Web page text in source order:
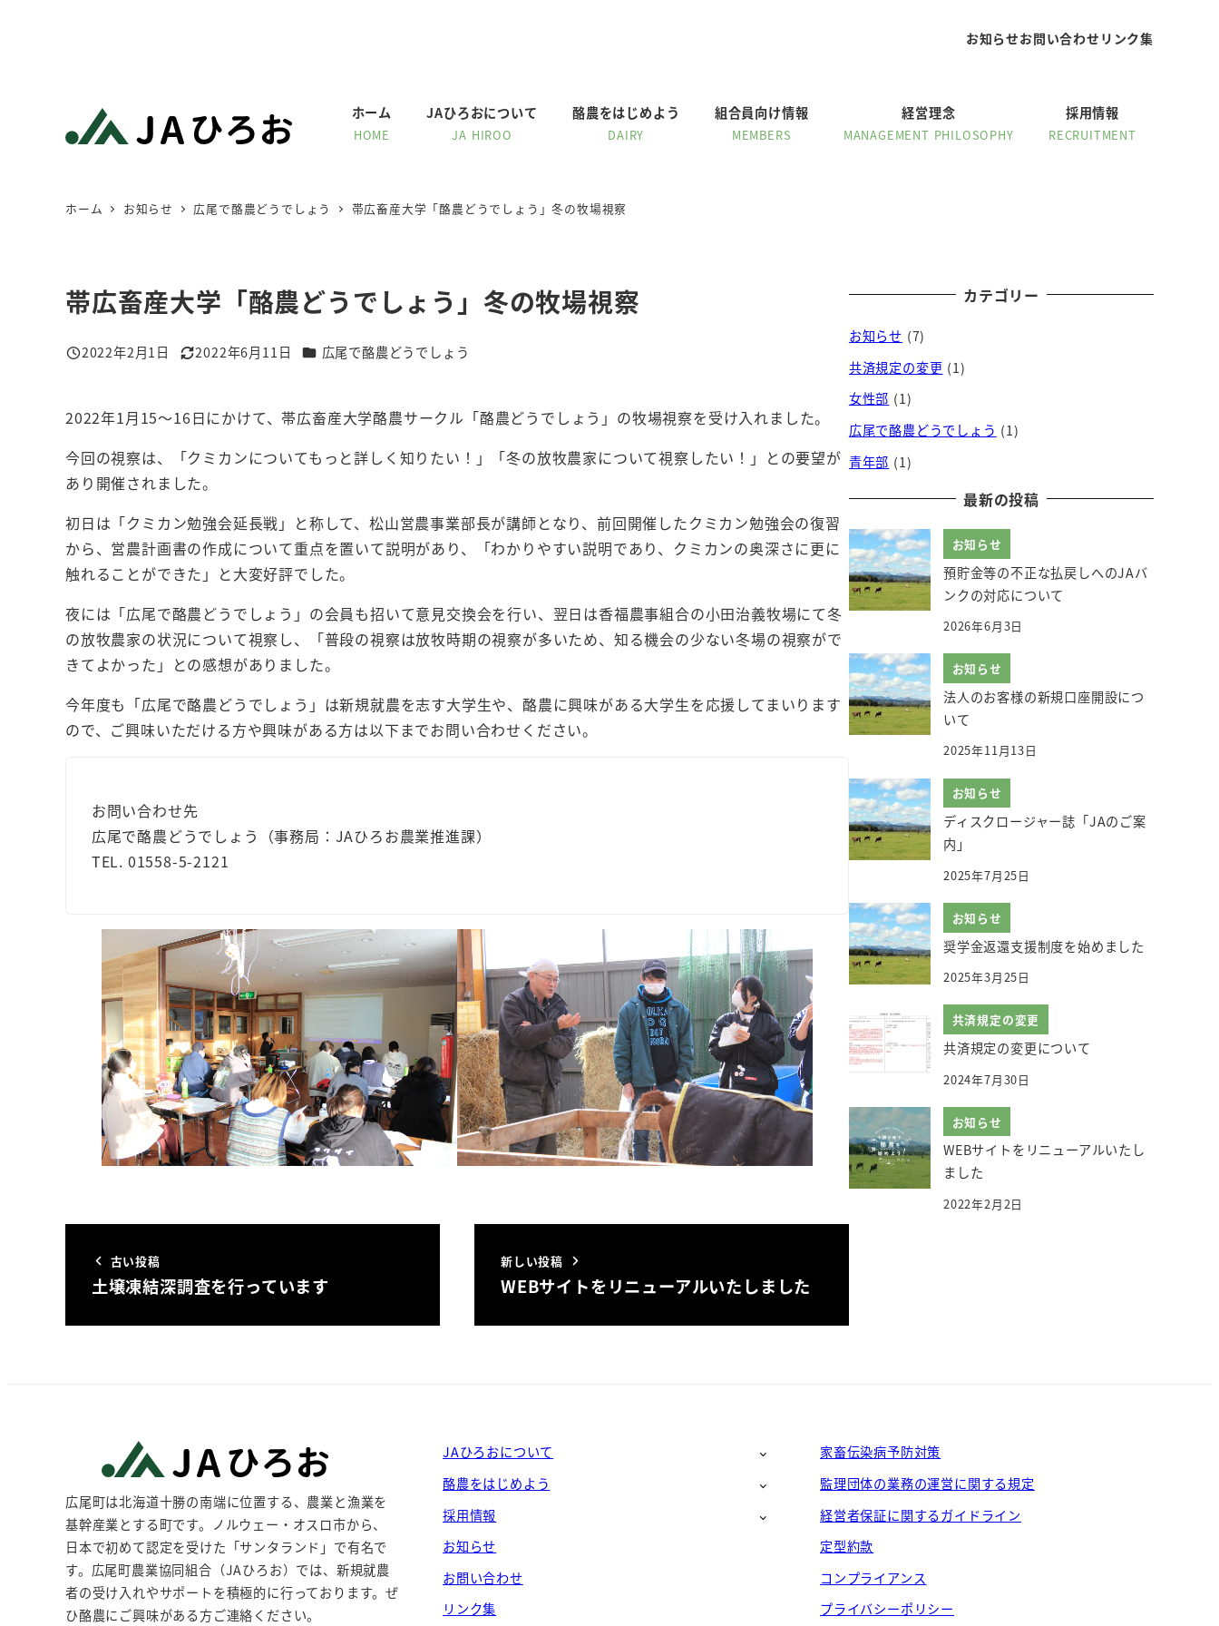
お知らせお問い合わせ リンク集
ホーム
HOME
JAひろおについて
JA HIROO
酪農をはじめよう
DAIRY
組合員向け情報
MEMBERS
経営理念
MANAGEMENT PHILOSOPHY
採用情報
RECRUITMENT
ホーム お知らせ 広尾で酪農どうでしょう 帯広畜産大学「酪農どうでしょう」冬の牧場視察
帯広畜産大学「酪農どうでしょう」冬の牧場視察
投稿日
2022年2月1日
更新日
2022年6月11日 カテゴリー
広尾で酪農どうでしょう
2022年1月15～16日にかけて、帯広畜産大学酪農サークル「酪農どうでしょう」の牧場視察を受け入れました。
今回の視察は、「クミカンについてもっと詳しく知りたい！」「冬の放牧農家について視察したい！」との要望が
あり開催されました。
初日は「クミカン勉強会延長戦」と称して、松山営農事業部長が講師となり、前回開催したクミカン勉強会の復習
から、営農計画書の作成について重点を置いて説明があり、「わかりやすい説明であり、クミカンの奥深さに更に
触れることができた」と大変好評でした。
夜には「広尾で酪農どうでしょう」の会員も招いて意見交換会を行い、翌日は香福農事組合の小田治義牧場にて冬
の放牧農家の状況について視察し、「普段の視察は放牧時期の視察が多いため、知る機会の少ない冬場の視察がで
きてよかった」との感想がありました。
今年度も「広尾で酪農どうでしょう」は新規就農を志す大学生や、酪農に興味がある大学生を応援してまいります
ので、ご興味いただける方や興味がある方は以下までお問い合わせください。
お問い合わせ先
広尾で酪農どうでしょう（事務局：JAひろお農業推進課）
TEL. 01558-5-2121
古い投稿
土壌凍結深調査を行っています
新しい投稿
WEBサイトをリニューアルいたしました
カテゴリー
お知らせ (7)
共済規定の変更 (1)
女性部 (1)
広尾で酪農どうでしょう (1)
青年部 (1)
最新の投稿
お知らせ
預貯金等の不正な払戻しへのJAバ
ンクの対応について
2026年6月3日
お知らせ
法人のお客様の新規口座開設につ
いて
2025年11月13日
お知らせ
ディスクロージャー誌「JAのご案
内」
2025年7月25日
お知らせ
奨学金返還支援制度を始めました
2025年3月25日
共済規定の変更
共済規定の変更について
2024年7月30日
お知らせ
WEBサイトをリニューアルいたし
ました
2022年2月2日
広尾町は北海道十勝の南端に位置する、農業と漁業を
基幹産業とする町です。ノルウェー・オスロ市から、
日本で初めて認定を受けた「サンタランド」で有名で
す。広尾町農業協同組合（JAひろお）では、新規就農
者の受け入れやサポートを積極的に行っております。ぜ
ひ酪農にご興味がある方ご連絡ください。
JAひろおについて
酪農をはじめよう
採用情報
お知らせ
お問い合わせ
リンク集
家畜伝染病予防対策
監理団体の業務の運営に関する規定
経営者保証に関するガイドライン
定型約款
コンプライアンス
プライバシーポリシー